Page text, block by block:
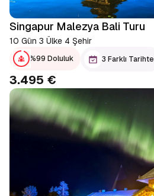
Singapur Malezya Bali Turu
10 Gün 3 Ülke 4 Şehir
%99 Doluluk 3 Farklı Tarihte
3.495 €